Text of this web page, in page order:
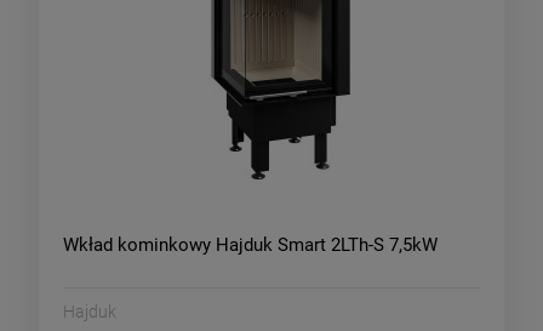
Wkład kominkowy Hajduk Smart 2LTh-S 7,5kW
Hajduk